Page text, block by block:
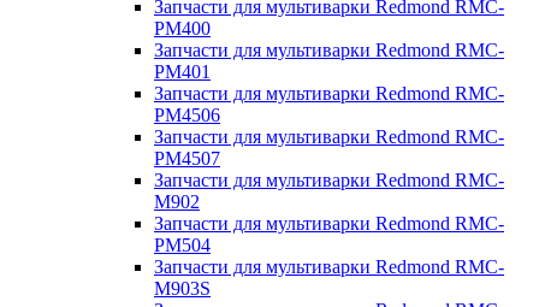
Запчасти для мультиварки Redmond RMC-
PM400
Запчасти для мультиварки Redmond RMC-
PM401
Запчасти для мультиварки Redmond RMC-
PM4506
Запчасти для мультиварки Redmond RMC-
PM4507
Запчасти для мультиварки Redmond RMC-
M902
Запчасти для мультиварки Redmond RMC-
PM504
Запчасти для мультиварки Redmond RMC-
M903S